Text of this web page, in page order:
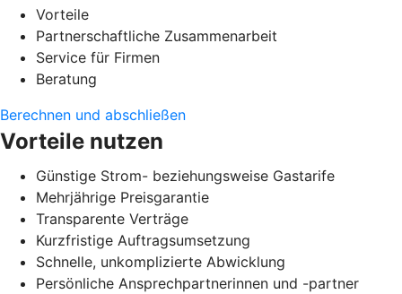
Vorteile
Partnerschaftliche Zusammenarbeit
Service für Firmen
Beratung
Berechnen und abschließen
Vorteile nutzen
Günstige Strom- beziehungsweise Gastarife
Mehrjährige Preisgarantie
Transparente Verträge
Kurzfristige Auftragsumsetzung
Schnelle, unkomplizierte Abwicklung
Persönliche Ansprechpartnerinnen und -partner